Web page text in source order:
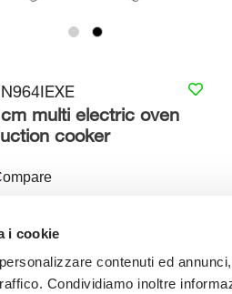
i cookie
contenuti ed
Condividiamo inoltre
multi electric oven
cooker